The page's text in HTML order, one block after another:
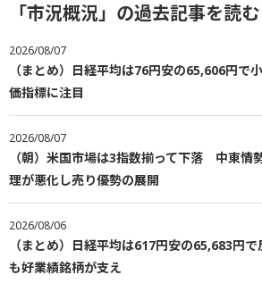
「市況概況」の過去記事を読む
2026/08/07
（まとめ）日経平均は76円安の65,606円
価指標に注目
2026/08/07
（朝）米国市場は3指数揃って下落 中東情
理が悪化し売り優勢の展開
2026/08/06
（まとめ）日経平均は617円安の65,683円
も好業績銘柄が支え